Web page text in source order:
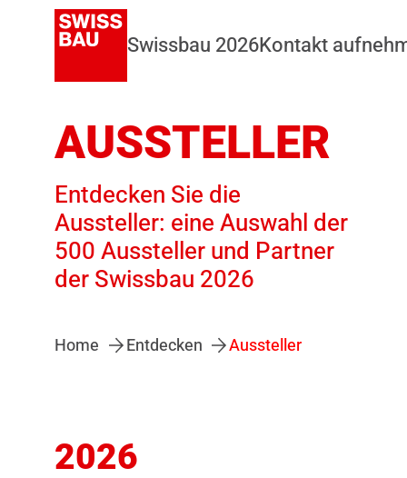
Swissbau 2026Kontakt
AUSSTELLER
Entdecken Sie die
Aussteller: eine Auswahl der
500 Aussteller und Partner
der Swissbau 2026
Home Entdecken Aussteller
2026